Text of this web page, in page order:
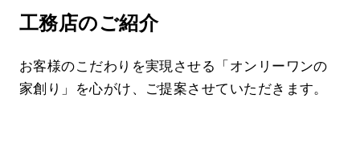
工務店のご紹介
お客様のこだわりを実現させる「オンリーワンの
家創り」を心がけ、ご提案させていただきます。